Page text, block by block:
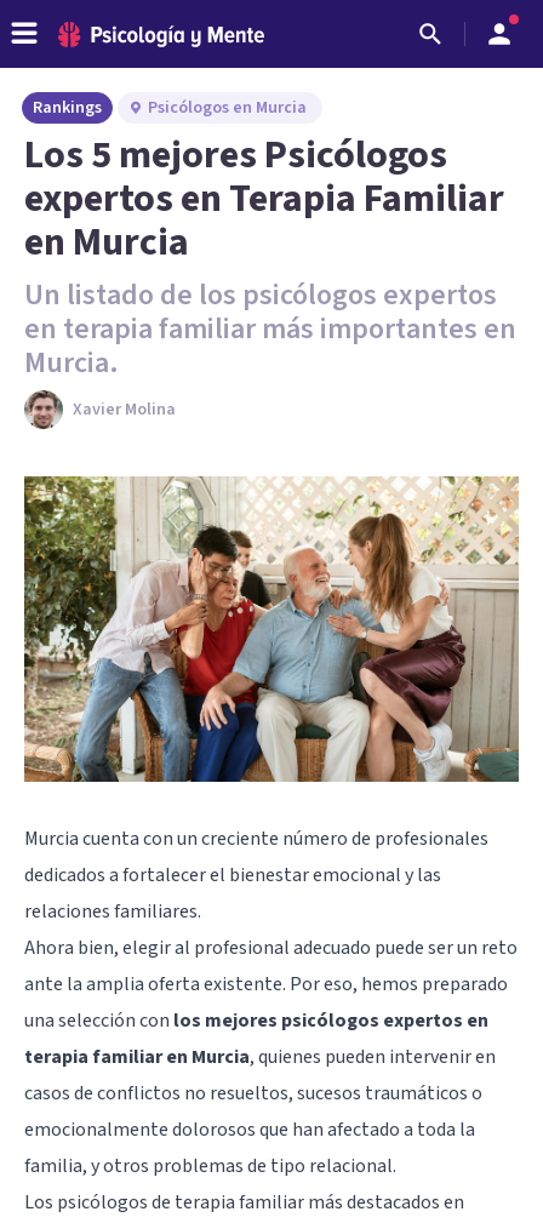
Rankings Psicólogos en Murcia
Los 5 mejores Psicólogos
expertos en Terapia Familiar
en Murcia
Un listado de los psicólogos expertos
en terapia familiar más importantes en
Murcia.
Xavier Molina
Murcia cuenta con un creciente número de profesionales
dedicados a fortalecer el bienestar emocional y las
relaciones familiares.
Ahora bien, elegir al profesional adecuado puede ser un reto
ante la amplia oferta existente. Por eso, hemos preparado
una selección con los mejores psicólogos expertos en
terapia familiar en Murcia, quienes pueden intervenir en
casos de conflictos no resueltos, sucesos traumáticos o
emocionalmente dolorosos que han afectado a toda la
familia, y otros problemas de tipo relacional.
Los psicólogos de terapia familiar más destacados en